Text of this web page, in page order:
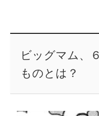
ビッグマム、
ものとは？